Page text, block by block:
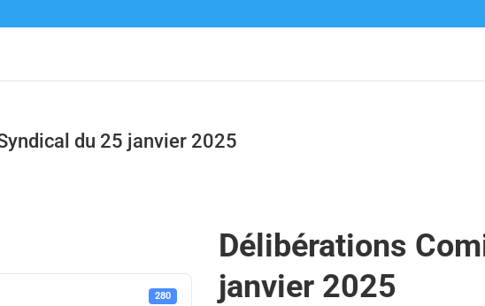
du 25 janvier 2025
280
Délibérations
janvier 2025